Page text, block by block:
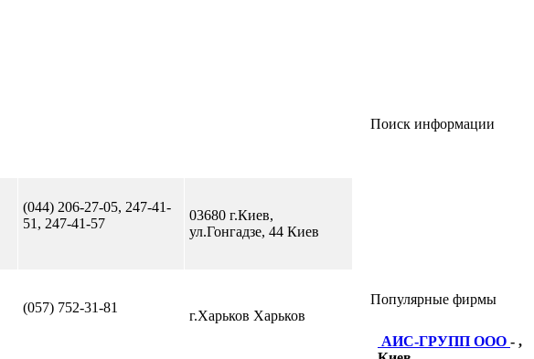
(044) 206-27-05, 247-41-
51, 247-41-57
03680 г.Киев,
ул.Гонгадзе, 44 Киев
(057) 752-31-81
г.Харьков Харьков
Поиск информации
Популярные фирмы
АИС-ГРУПП ООО - ,